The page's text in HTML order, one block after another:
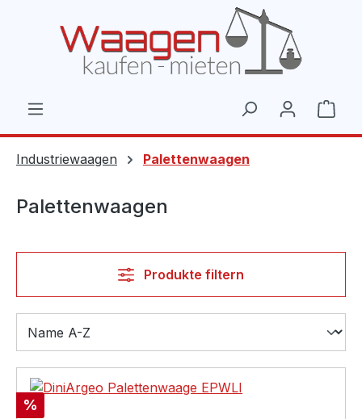
Industriewaagen Palettenwaagen
Palettenwaagen
Produkte filtern
Rabatt
%